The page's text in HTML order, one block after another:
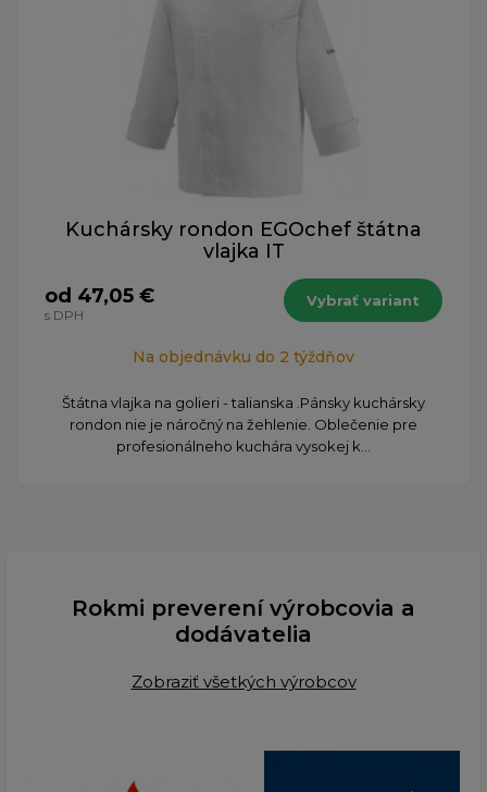
Kuchársky rondon EGOchef štátna
vlajka IT
od 47,05 €
s DPH
Vybrať variant
Na objednávku do 2 týždňov
Štátna vlajka na golieri - talianska .Pánsky kuchársky
rondon nie je náročný na žehlenie. Oblečenie pre
profesionálneho kuchára vysokej k...
Rokmi preverení výrobcovia a
dodávatelia
Zobraziť všetkých výrobcov